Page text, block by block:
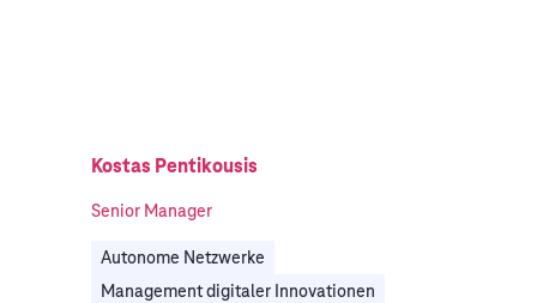
Kostas Pentikousis
Senior Manager
Autonome Netzwerke
Management digitaler Innovationen